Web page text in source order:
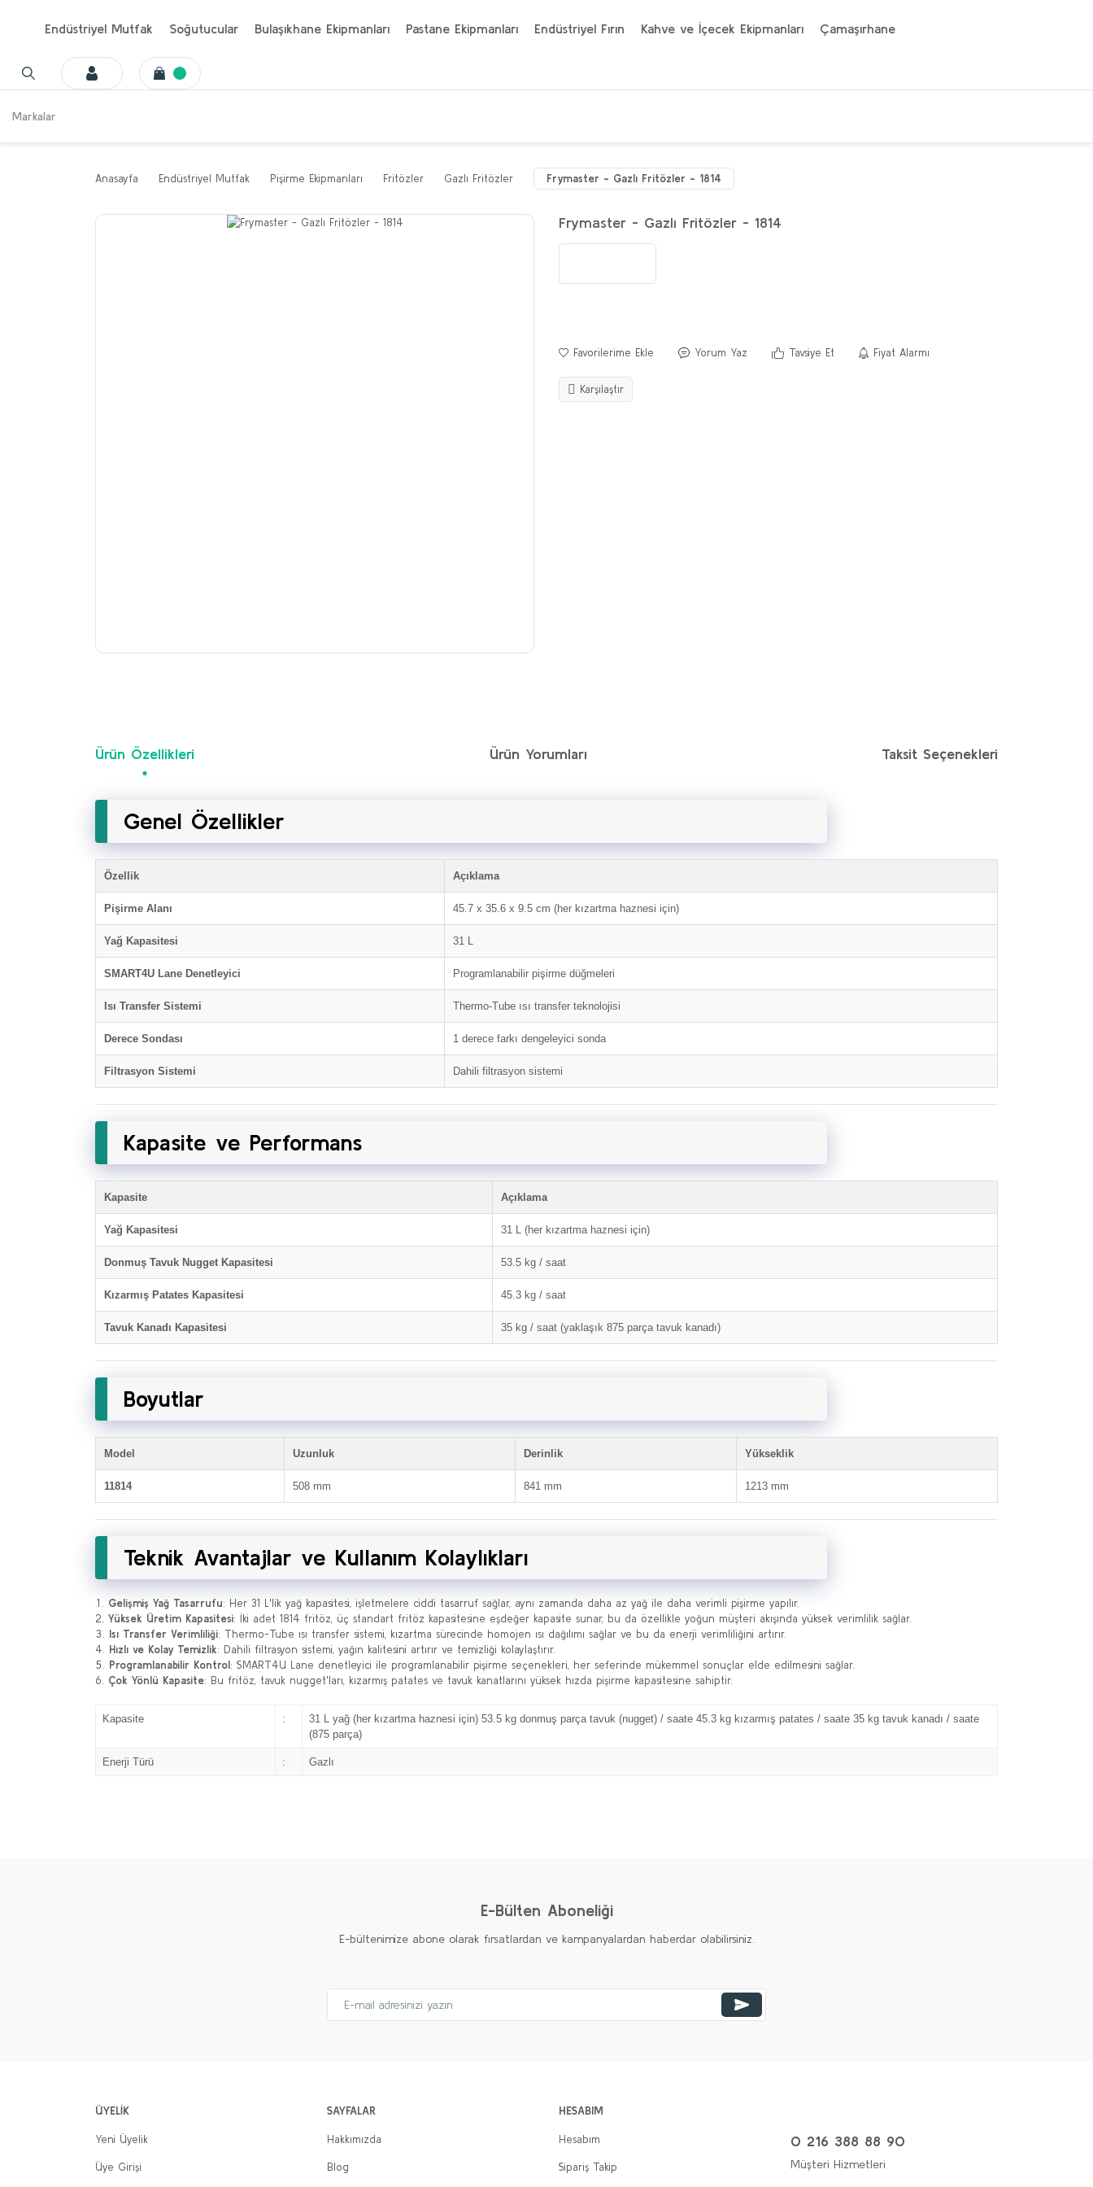
Endüstriyel Mutfak Soğutucular Bulaşıkhane Ekipmanları Pastane Ekipmanları Endüstriyel Fırın Kahve ve İçecek Ekipmanları Çamaşırhane
Markalar
Anasayfa Endüstriyel Mutfak Pişirme Ekipmanları Fritözler Gazlı Fritözler Frymaster - Gazlı Fritözler - 1814
Frymaster - Gazlı Fritözler - 1814
Yorum Yaz Tavsiye Et Fiyat Alarmı
Karşılaştır
Ürün Özellikleri Ürün Yorumları Taksit Seçenekleri
Genel Özellikler
Özellik Açıklama
Pişirme Alanı 45.7 x 35.6 x 9.5 cm (her kızartma haznesi için)
Yağ Kapasitesi 31 L
SMART4U Lane Denetleyici Programlanabilir pişirme düğmeleri
Isı Transfer Sistemi Thermo-Tube ısı transfer teknolojisi
Derece Sondası 1 derece farkı dengeleyici sonda
Filtrasyon Sistemi Dahili filtrasyon sistemi
Kapasite ve Performans
Kapasite Açıklama
Yağ Kapasitesi 31 L (her kızartma haznesi için)
Donmuş Tavuk Nugget Kapasitesi 53.5 kg / saat
Kızarmış Patates Kapasitesi 45.3 kg / saat
Tavuk Kanadı Kapasitesi 35 kg / saat (yaklaşık 875 parça tavuk kanadı)
Boyutlar
Model Uzunluk Derinlik Yükseklik
11814 508 mm 841 mm 1213 mm
Teknik Avantajlar ve Kullanım Kolaylıkları
Gelişmiş Yağ Tasarrufu: Her 31 L'lik yağ kapasitesi, işletmelere ciddi tasarruf sağlar, aynı zamanda daha az yağ ile daha verimli pişirme yapılır.
Yüksek Üretim Kapasitesi: İki adet 1814 fritöz, üç standart fritöz kapasitesine eşdeğer kapasite sunar, bu da özellikle yoğun müşteri akışında yüksek verimlilik sağlar.
Isı Transfer Verimliliği: Thermo-Tube ısı transfer sistemi, kızartma sürecinde homojen ısı dağılımı sağlar ve bu da enerji verimliliğini artırır.
Hızlı ve Kolay Temizlik: Dahili filtrasyon sistemi, yağın kalitesini artırır ve temizliği kolaylaştırır.
Programlanabilir Kontrol : SMART4U Lane denetleyici ile programlanabilir pişirme seçenekleri, her seferinde mükemmel sonuçlar elde edilmesini sağlar.
Çok Yönlü Kapasite: Bu fritöz, tavuk nugget'ları, kızarmış patates ve tavuk kanatlarını yüksek hızda pişirme kapasitesine sahiptir.
Kapasite :
31 L yağ (her kızartma haznesi için) 53.5 kg donmuş parça tavuk (nugget) / saate 45.3 kg kızarmış patates / saate 35 kg tavuk kanadı / saate
(875 parça)
Enerji Türü : Gazlı
E-Bülten Aboneliği
E-bültenimize abone olarak fırsatlardan ve kampanyalardan haberdar olabilirsiniz.
ÜYELİK
Yeni Üyelik
Üye Girişi
SAYFALAR
Hakkımızda
Blog
HESABIM
Hesabım
Sipariş Takip
0 216 388 88 90
Müşteri Hizmetleri